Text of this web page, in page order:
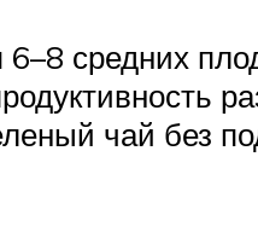
средних
чай без